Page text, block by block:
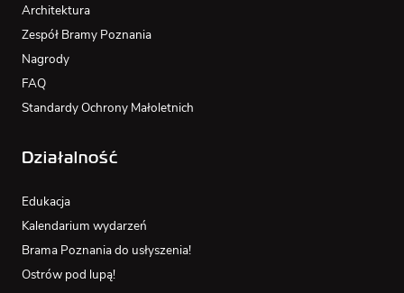
Architektura
Zespół Bramy Poznania
Nagrody
FAQ
Standardy Ochrony Małoletnich
Działalność
Edukacja
Kalendarium wydarzeń
Brama Poznania do usłyszenia!
Ostrów pod lupą!